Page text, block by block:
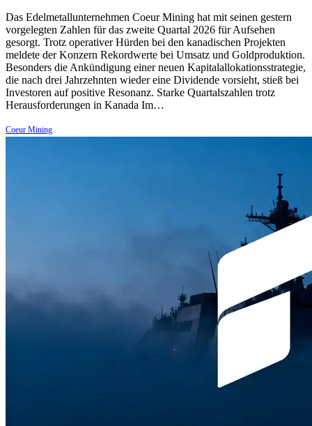
Das Edelmetallunternehmen Coeur Mining hat mit seinen gestern
vorgelegten Zahlen für das zweite Quartal 2026 für Aufsehen
gesorgt. Trotz operativer Hürden bei den kanadischen Projekten
meldete der Konzern Rekordwerte bei Umsatz und Goldproduktion.
Besonders die Ankündigung einer neuen Kapitalallokationsstrategie,
die nach drei Jahrzehnten wieder eine Dividende vorsieht, stieß bei
Investoren auf positive Resonanz. Starke Quartalszahlen trotz
Herausforderungen in Kanada Im…
Coeur Mining